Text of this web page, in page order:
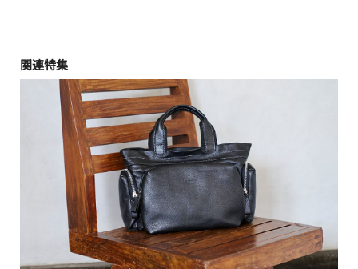
関連特集